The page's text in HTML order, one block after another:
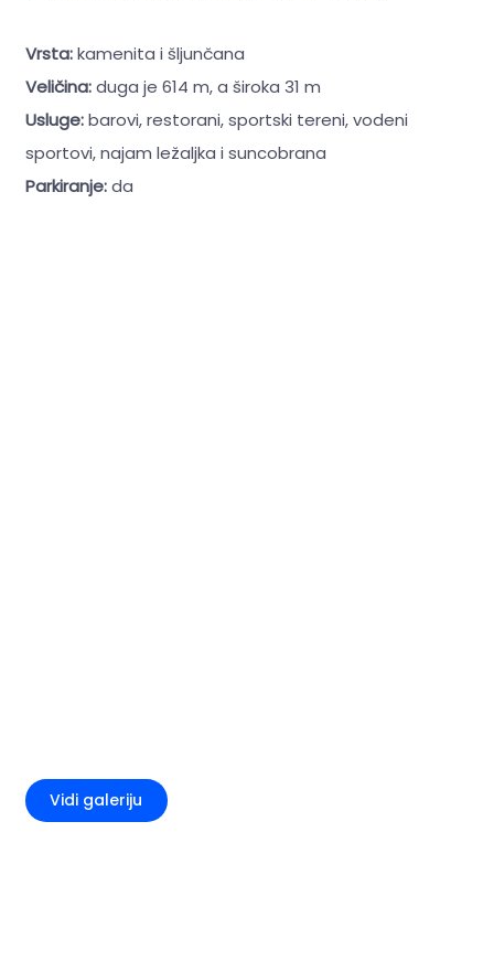
Vrsta:kamenita i šljunčana
Veličina:duga je 614 m, a široka 31 m
Usluge:barovi, restorani, sportski tereni, vodeni
sportovi, najam ležaljka i suncobrana
Parkiranje:da
Vidi galeriju